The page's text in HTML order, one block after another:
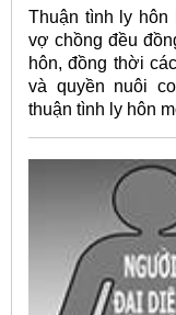
Thuận tình ly
vợ chồng đều
hôn, đồng thời
và quyền nuôi
thuận tình ly hôn